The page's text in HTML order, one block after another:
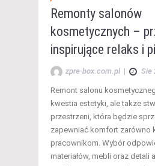
Remonty salonów
kosmetycznych –
inspirujące relaks i
zpre-box.com.pl | Sie
Remont salonu
kwestia estetyki, ale także
przestrzeni, która będzie
zapewniać komfort zarówno
pracownikom. Wybór
materiałów, mebli oraz detali